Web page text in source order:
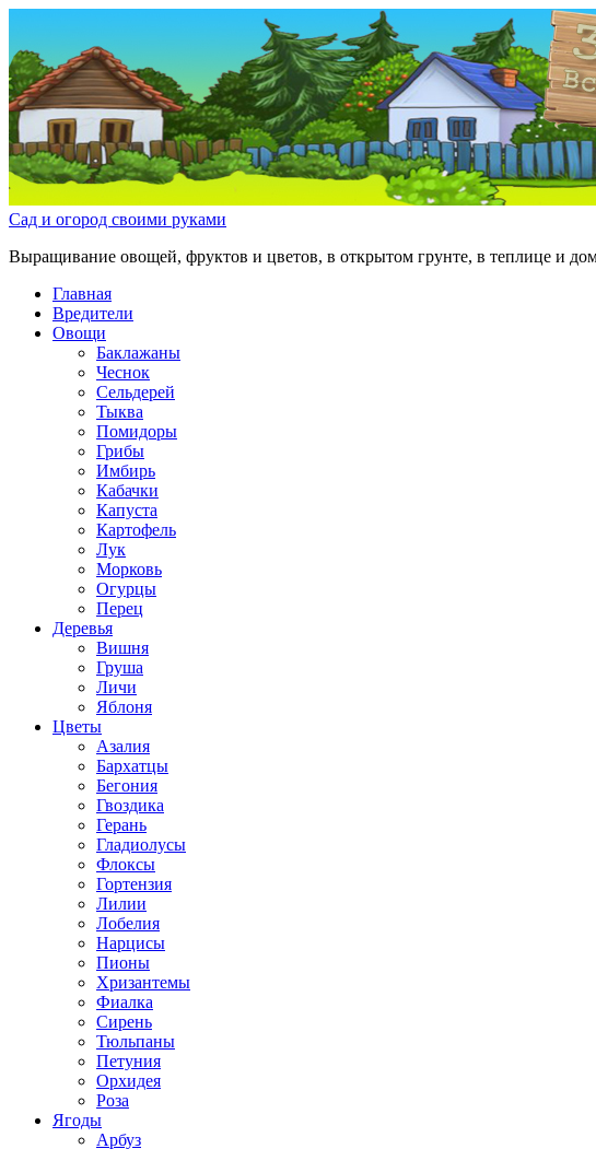
Сад и огород своими руками
Выращивание овощей, фруктов и цветов, в открытом грунте, в теплице и
Главная
Вредители
Овощи
Баклажаны
Чеснок
Сельдерей
Тыква
Помидоры
Грибы
Имбирь
Кабачки
Капуста
Картофель
Лук
Морковь
Огурцы
Перец
Деревья
Вишня
Груша
Личи
Яблоня
Цветы
Азалия
Бархатцы
Бегония
Гвоздика
Герань
Гладиолусы
Флоксы
Гортензия
Лилии
Лобелия
Нарцисы
Пионы
Хризантемы
Фиалка
Сирень
Тюльпаны
Петуния
Орхидея
Роза
Ягоды
Арбуз